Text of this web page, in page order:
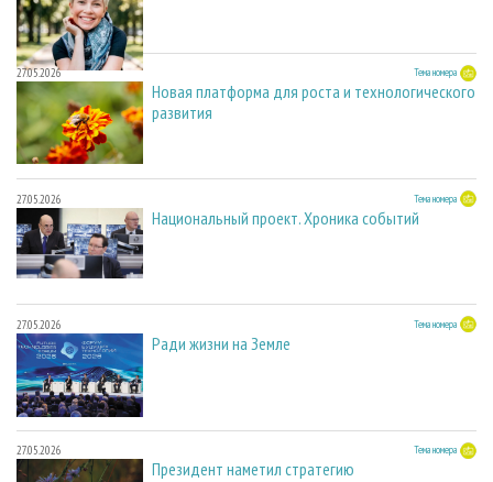
27.05.2026 Тема номера
Новая платформа для роста и технологического
развития
27.05.2026 Тема номера
Национальный проект. Хроника событий
27.05.2026 Тема номера
Ради жизни на Земле
27.05.2026 Тема номера
Президент наметил стратегию